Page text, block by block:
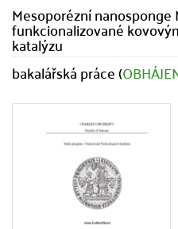
Mesoporézní nanosponge
funkcionalizované
katalýzu
bakalářská práce (